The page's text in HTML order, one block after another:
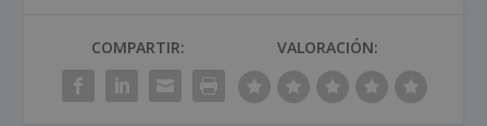
COMPARTIR: VALORACIÓN: